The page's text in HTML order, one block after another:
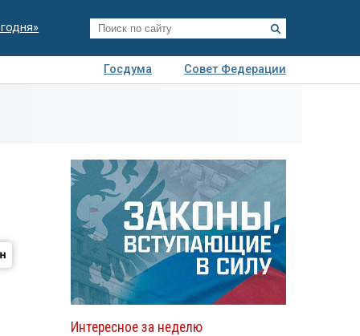
Госдума
Совет Федерации
Интересное за неделю